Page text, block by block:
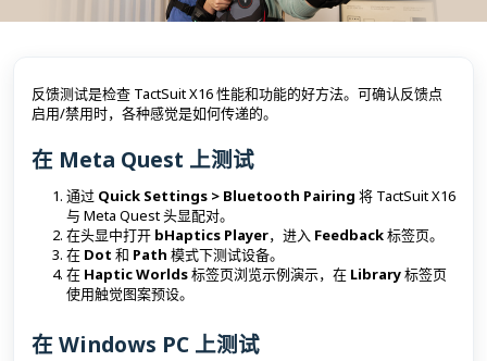
反馈测试是检查 TactSuit X16 性能和功能的好方法。可确认反馈点
启用/禁用时，各种感觉是如何传递的。
在 Meta Quest 上测试
通过 Quick Settings > Bluetooth Pairing 将 TactSuit X16
与 Meta Quest 头显配对。
在头显中打开 bHaptics Player，进入 Feedback标签页。
在 Dot 和 Path 模式下测试设备。
在 Haptic Worlds标签页浏览示例演示，在 Library标签页
使用触觉图案预设。
在 Windows PC 上测试